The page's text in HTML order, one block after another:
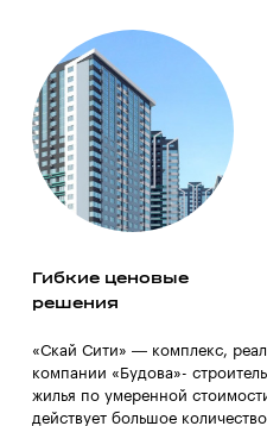
Гибкие ценовые
решения
«Скай Сити» — комплекс,
компании «Будова»-
жилья по умеренной
действует большое